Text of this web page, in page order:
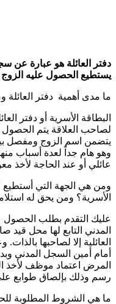
دفتر العائلة هو عبارة عن
يستطيع الحصول عليه الزوج
ما مدى أهمية دفتر
البطاقة الأسرية أو دفتر
لصاحب العلاقة يتم
يتضمن اسم الزوج ومفصل
وهو هام جداً لعدة أسباب
عائلي أو عند الحاجة لأخذ
ومن هي الجهة التي أستطيع
الأسرية؟ ومن يحق له
عليك التقدم بطلب الحصول
المدني التابع لها محل قيد
العائلية إلا لصاحبها
أمام أمين السجل المدني
المرض اعتماد موظف لأخذ
رسم وذلك بإلصاق طوابع
ما هي الشروط المطلوبة